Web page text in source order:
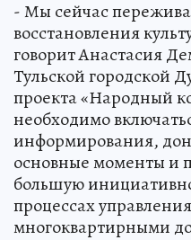
- Мы сейчас
восстановления
говорит Анастасия
Тульской городской
проекта «Народный
необходимо
информирования,
основные моменты и
большую
процессах
многоквартирными